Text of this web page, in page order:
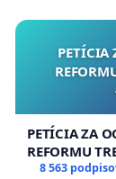
PETÍCIA
PETÍCIA ZA
REFORMU
#STOPPDFL
8 563